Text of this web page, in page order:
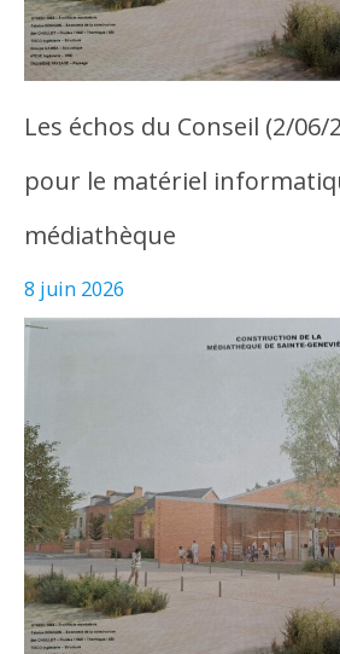
Les échos du Conseil (2/
pour le matériel
médiathèque
8 juin 2026